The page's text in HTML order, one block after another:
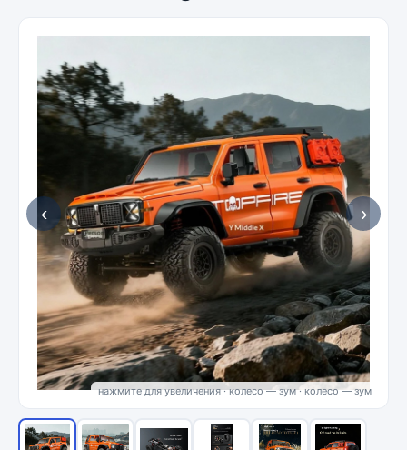
‹
нажмите для увеличения · колесо — зум
›